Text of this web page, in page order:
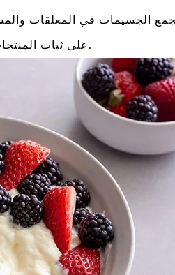
على ثبات المنتجات ومظهرها مثل الآيس كريم والزبادي والضمادات.